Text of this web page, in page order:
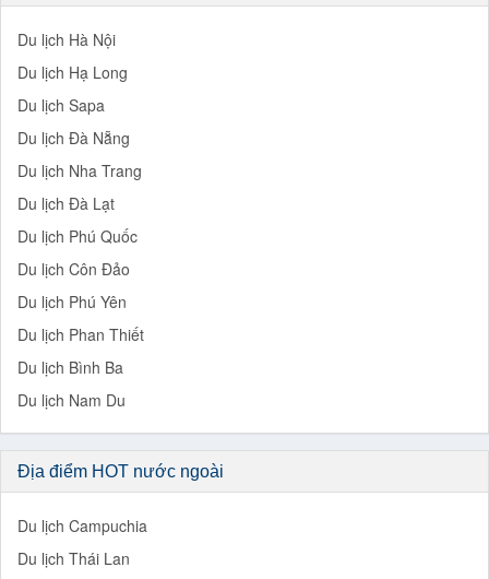
Du lịch Hà Nội
Du lịch Hạ Long
Du lịch Sapa
Du lịch Đà Nẵng
Du lịch Nha Trang
Du lịch Đà Lạt
Du lịch Phú Quốc
Du lịch Côn Đảo
Du lịch Phú Yên
Du lịch Phan Thiết
Du lịch Bình Ba
Du lịch Nam Du
Địa điểm HOT nước ngoài
Du lịch Campuchia
Du lịch Thái Lan